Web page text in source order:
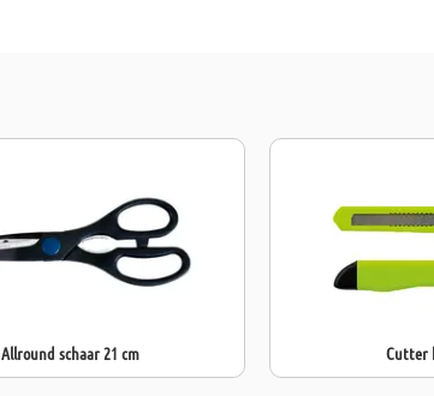
Allround schaar 21 cm Cutter